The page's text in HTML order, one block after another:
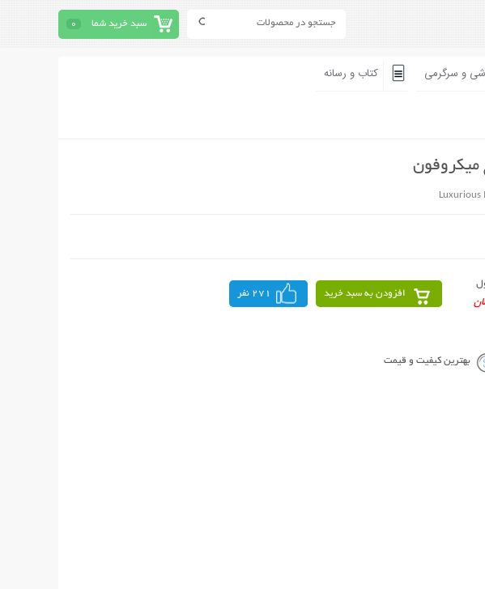
سبد خرید شما 0
و سرگرمی کتاب و رسانه
میکروفون
Luxurious
افزودن به سبد خرید 271 نفر
بهترین کیفیت و قیمت